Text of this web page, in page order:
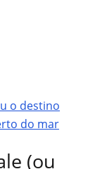
o destino
do mar
(ou